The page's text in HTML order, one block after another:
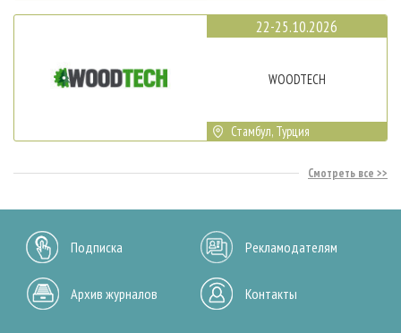
22-25.10.2026
WOODTECH
Стамбул, Турция
Смотреть все
Подписка Рекламодателям
Архив журналов Контакты